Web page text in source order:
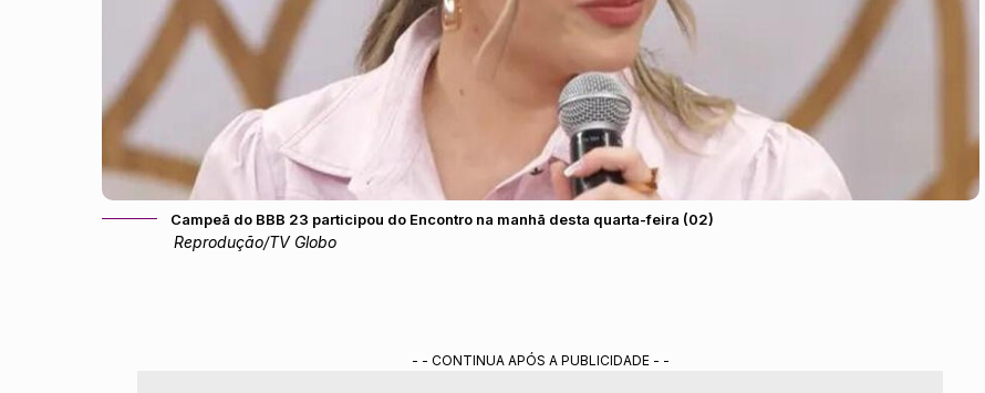
Campeã do BBB 23 participou do Encontro na manhã desta quarta-feira (02)
Reprodução/TV Globo
- - CONTINUA APÓS A PUBLICIDADE - -